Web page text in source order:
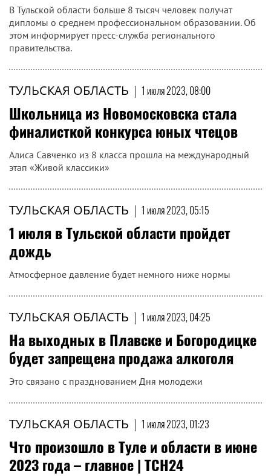
В Тульской области больше 8 тысяч человек получат
дипломы о среднем профессиональном образовании. Об
этом информирует пресс-служба регионального
правительства.
ТУЛЬСКАЯ ОБЛАСТЬ | 1 июля 2023, 08:00
Школьница из Новомосковска стала
финалисткой конкурса юных чтецов
Алиса Савченко из 8 класса прошла на международный
этап «Живой классики»
ТУЛЬСКАЯ ОБЛАСТЬ | 1 июля 2023, 05:15
1 июля в Тульской области пройдет
дождь
Атмосферное давление будет немного ниже нормы
ТУЛЬСКАЯ ОБЛАСТЬ | 1 июля 2023, 04:25
На выходных в Плавске и Богородицке
будет запрещена продажа алкоголя
Это связано с празднованием Дня молодежи
ТУЛЬСКАЯ ОБЛАСТЬ | 1 июля 2023, 01:23
Что произошло в Туле и области в июне
2023 года – главное | ТСН24